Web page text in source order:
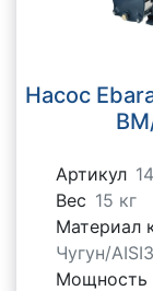
Насос
Артикул
Вес 15 кг
Материал
Чугун/
Мощность